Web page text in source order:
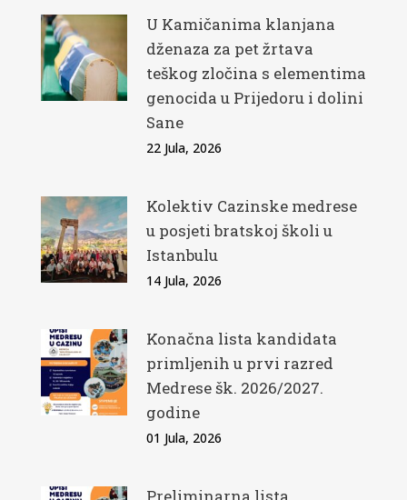
U Kamičanima klanjana
dženaza za pet žrtava
teškog zločina s elementima
genocida u Prijedoru i dolini
Sane
22 Jula, 2026
Kolektiv Cazinske medrese
u posjeti bratskoj školi u
Istanbulu
14 Jula, 2026
Konačna lista kandidata
primljenih u prvi razred
Medrese šk. 2026/2027.
godine
01 Jula, 2026
Preliminarna lista